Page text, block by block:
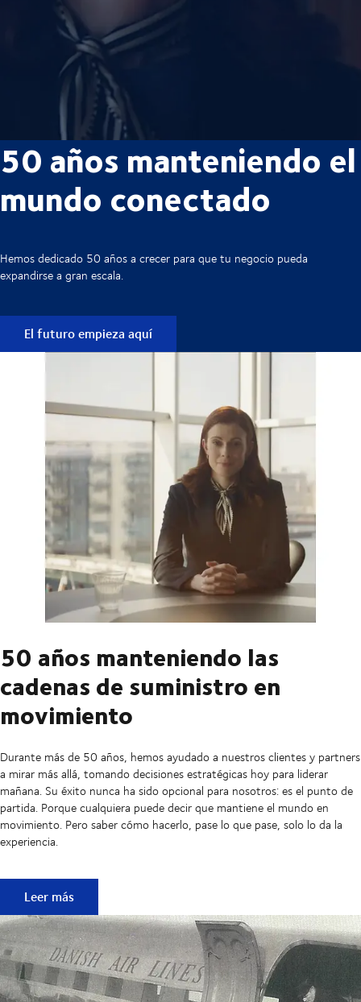
50 años manteniendo el
mundo conectado
Hemos dedicado 50 años a crecer para que tu negocio pueda
expandirse a gran escala.
El futuro empieza aquí
50 años manteniendo las
cadenas de suministro en
movimiento
Durante más de 50 años, hemos ayudado a nuestros clientes y partners
a mirar más allá, tomando decisiones estratégicas hoy para liderar
mañana. Su éxito nunca ha sido opcional para nosotros: es el punto de
partida. Porque cualquiera puede decir que mantiene el mundo en
movimiento. Pero saber cómo hacerlo, pase lo que pase, solo lo da la
experiencia.
50 años manteniendo las cadenas de suministro en
Leer más